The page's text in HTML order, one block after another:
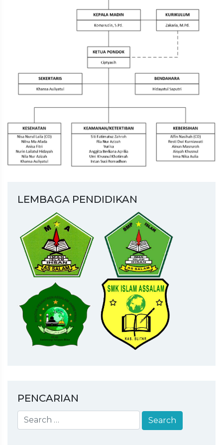
PENGUMUMAN HASIL SELEKSI PENERIMAAN CALON
SISWA BARU GELOMB...
Pengumuman Hasil Tes Interview Gelombang 1 SPMB
Pengumuman Hasil Tes Interview Gelombang 3 dan 4
PPDB SMKI ...
LEMBAGA PENDIDIKAN
PENCARIAN